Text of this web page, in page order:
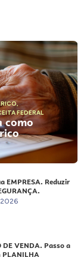
,
FEDERAL
como
EMPRESA. Reduzir
DE VENDA. Passo a
PLANILHA